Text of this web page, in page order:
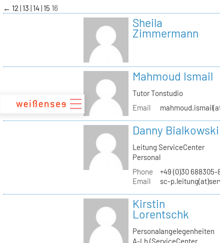
zum
Inhalt
← 12 13 14 15 16
Sheila
Zimmermann
Mahmoud Ismail
Tutor Tonstudio
Email
Danny Bialkowski
Leitung ServiceCenter
Personal
Phone
+49 (0)30 688305-
Email
sc-
Kirstin
Lorentschk
Personalangelegenheiten
A-Lh (ServiceCenter